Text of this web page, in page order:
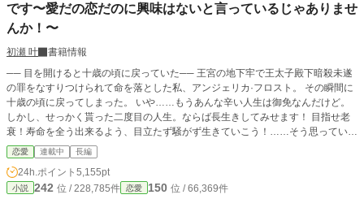
です〜愛だの恋だのに興味はないと言っているじゃありませ
んか！〜
初瀬 叶
書籍情報
── 目を開けると十歳の頃に戻っていた── 王宮の地下牢で王太子殿下暗殺未遂
の罪をなすりつけられて命を落とした私、アンジェリカ·フロスト。 その瞬間に
十歳の頃に戻ってしまった。 いや……もうあんな辛い人生は御免なんだけど。
しかし、せっかく貰った二度目の人生。ならば長生きしてみせます！ 目指せ老
衰！寿命を全う出来るよう、目立たず騒がず生きていこう！……そう思っていた
のに……なんで、王太子殿下が私に近づいて来るの？ちょっとやめてよ！ ※私
の頭の中の異世界のお話です。史実には則っておりません。ご了承ください。
※相変わらずのゆるふわ設定です。
恋愛 連載中 長編
24h.ポイント 5,155pt
小説 242 位 / 228,785件 恋愛 150 位 / 66,369件